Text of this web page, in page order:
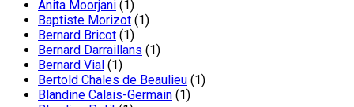
Anita Moorjani (1)
Baptiste Morizot (1)
Bernard Bricot (1)
Bernard Darraillans (1)
Bernard Vial (1)
Bertold Chales de Beaulieu (1)
Blandine Calais-Germain (1)